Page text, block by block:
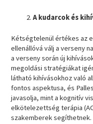
A kudarcok és
Kétségtelenül értékes az
ellenállóvá válj a verseny
a verseny során új
megoldási stratégiákat
látható kihívásokhoz való
fontos aspektusa, és
javasolja, mint a kognitív
elkötelezettség terápia
szakemberek segíthetnek.